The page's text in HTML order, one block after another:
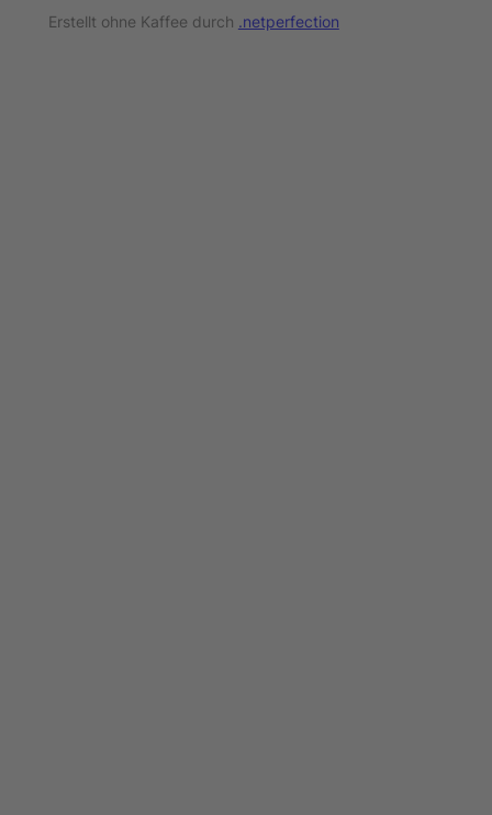
Erstellt ohne Kaffee durch .netperfection